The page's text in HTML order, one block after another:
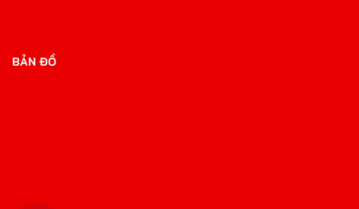
BẢN ĐỒ